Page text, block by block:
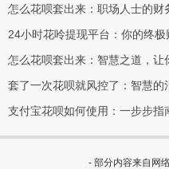
怎么花呗套出来：职场人士的财
24小时花呤提现平台：你的终极
怎么花呗套出来：智慧之道，让
套了一次花呗就风控了：智慧的
支付宝花呗如何使用：一步步指
- 部分内容来自网